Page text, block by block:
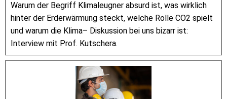
Warum der Begriff Klimaleugner absurd ist, was wirklich
hinter der Erderwärmung steckt, welche Rolle CO2 spielt
und warum die Klima– Diskussion bei uns bizarr ist:
Interview mit Prof. Kutschera.